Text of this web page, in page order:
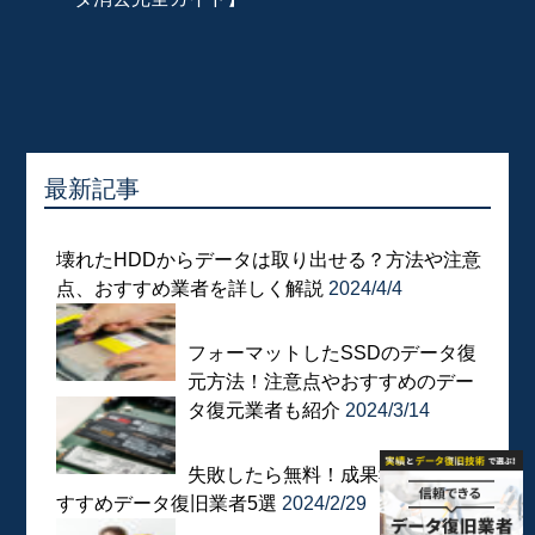
最新記事
壊れたHDDからデータは取り出せる？方法や注意
点、おすすめ業者を詳しく解説 2024/4/4
フォーマットしたSSDのデータ復
元方法！注意点やおすすめのデー
タ復元業者も紹介 2024/3/14
失敗したら無料！成果報酬型のお
すすめデータ復旧業者5選 2024/2/29